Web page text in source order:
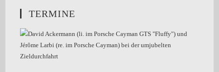
TERMINE